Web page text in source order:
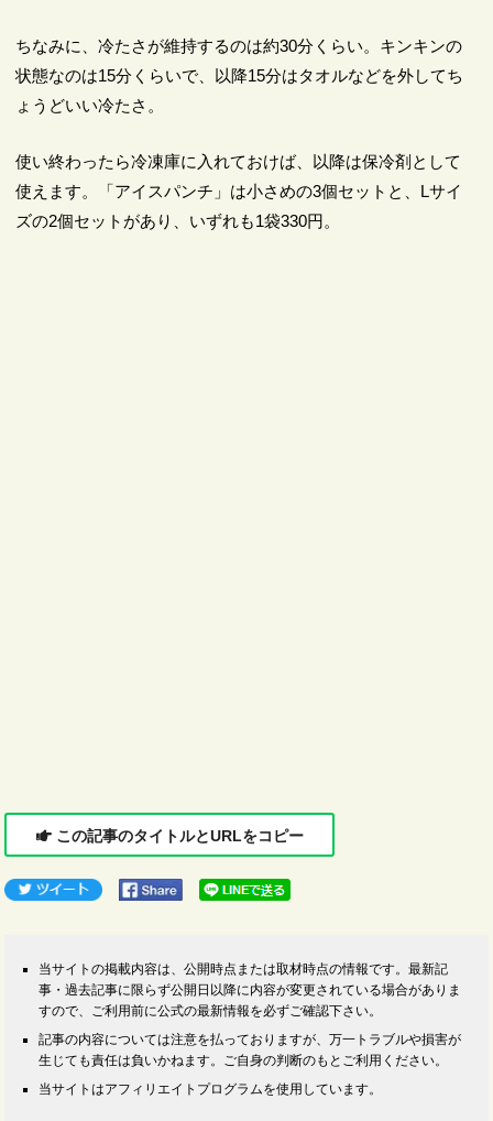
ちなみに、冷たさが維持するのは約30分くらい。キンキンの
状態なのは15分くらいで、以降15分はタオルなどを外してち
ょうどいい冷たさ。
使い終わったら冷凍庫に入れておけば、以降は保冷剤として
使えます。「アイスパンチ」は小さめの3個セットと、Lサイ
ズの2個セットがあり、いずれも1袋330円。
この記事のタイトルとURLをコピー
当サイトの掲載内容は、公開時点または取材時点の情報です。最新記
事・過去記事に限らず公開日以降に内容が変更されている場合がありま
すので、ご利用前に公式の最新情報を必ずご確認下さい。
記事の内容については注意を払っておりますが、万一トラブルや損害が
生じても責任は負いかねます。ご自身の判断のもとご利用ください。
当サイトはアフィリエイトプログラムを使用しています。